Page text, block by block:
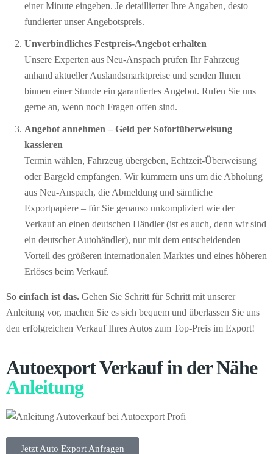
einer Minute eingeben. Je detaillierter Ihre Angaben, desto
fundierter unser Angebotspreis.
Unverbindliches Festpreis-Angebot erhalten
Unsere Experten aus Neu-Anspach prüfen Ihr Fahrzeug
anhand aktueller Auslandsmarktpreise und senden Ihnen
binnen einer Stunde ein garantiertes Angebot. Rufen Sie uns
gerne an, wenn noch Fragen offen sind.
Angebot annehmen – Geld per Sofort­überweisung
kassieren
Termin wählen, Fahrzeug übergeben, Echtzeit-Überweisung
oder Bargeld empfangen. Wir kümmern uns um die Abholung
aus Neu-Anspach, die Abmeldung und sämtliche
Exportpapiere – für Sie genauso unkompliziert wie der
Verkauf an einen deutschen Händler (ist es auch, denn wir sind
ein deutscher Autohändler), nur mit dem entscheidenden
Vorteil des größeren internationalen Marktes und eines höheren
Erlöses beim Verkauf.
So einfach ist das. Gehen Sie Schritt für Schritt mit unserer
Anleitung vor, machen Sie es sich bequem und überlassen Sie uns
den erfolgreichen Verkauf Ihres Autos zum Top-Preis im Export!
Autoexport Verkauf in der Nähe
Anleitung
Jetzt Auto Export Anfragen